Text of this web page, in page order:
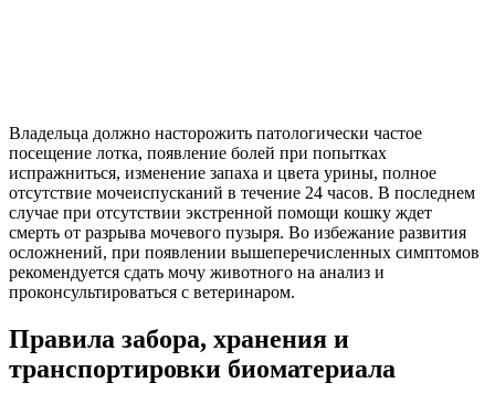
Владельца должно насторожить патологически частое
посещение лотка, появление болей при попытках
испражниться, изменение запаха и цвета урины, полное
отсутствие мочеиспусканий в течение 24 часов. В последнем
случае при отсутствии экстренной помощи кошку ждет
смерть от разрыва мочевого пузыря. Во избежание развития
осложнений, при появлении вышеперечисленных симптомов
рекомендуется сдать мочу животного на анализ и
проконсультироваться с ветеринаром.
Правила забора, хранения и
транспортировки биоматериала